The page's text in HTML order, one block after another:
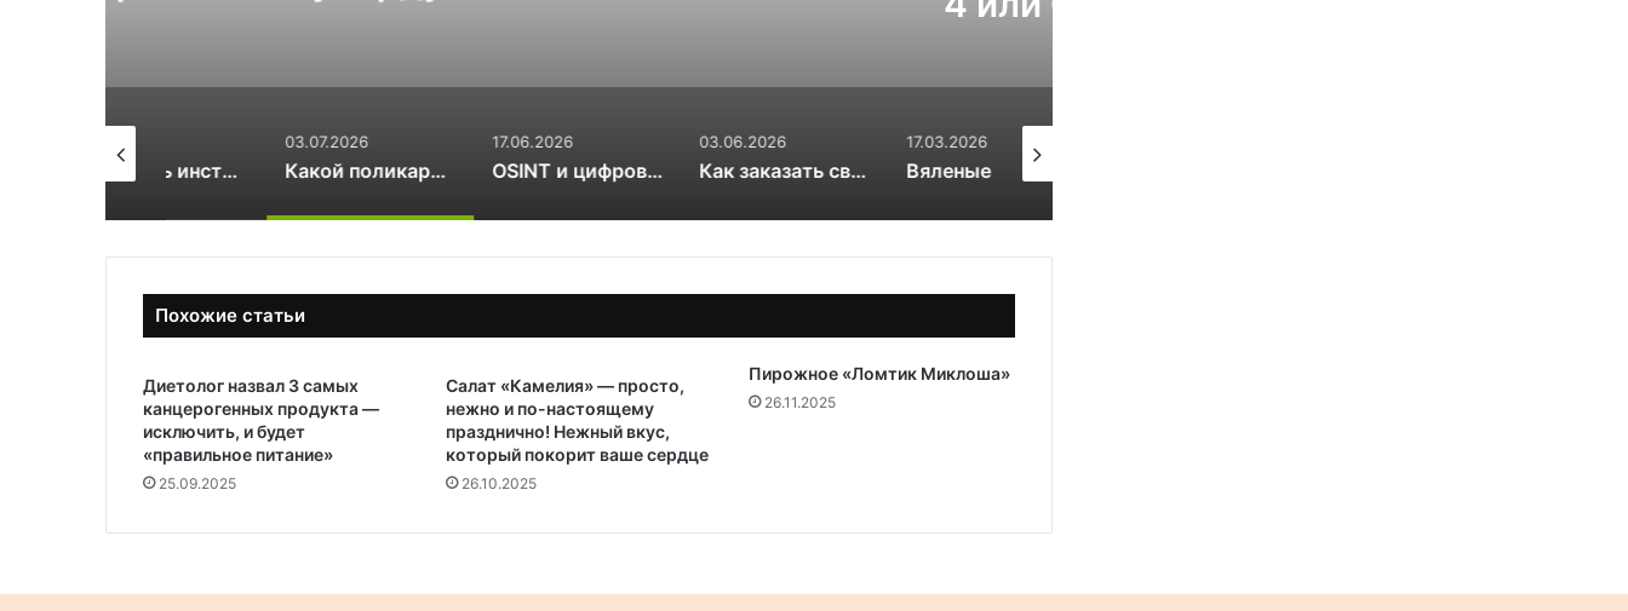
Как стать инструктором по сноуборду Какой поликарбонат выбрать для теплицы: 4 или 6 мм OSINT и цифровой след RuDossier Telegram Как заказать свежие суши и роллы в Чайковском за 30 минут и почему это стоит попробовать попробовать Вяленые сливы — солнечная алхимия вкуса
Похожие статьи
Диетолог назвал 3 самых
канцерогенных продукта —
исключить, и будет
«правильное питание»
25.09.2025
Салат «Камелия» — просто,
нежно и по-настоящему
празднично! Нежный вкус,
который покорит ваше сердце
26.10.2025
Пирожное «Ломтик Миклоша»
26.11.2025